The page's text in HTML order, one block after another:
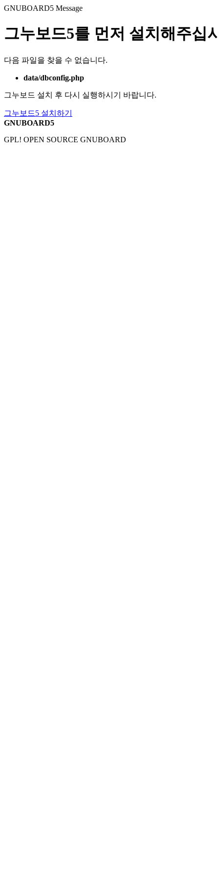
GNUBOARD5 Message
그누보드5를 먼저 설치해주십
다음 파일을 찾을 수 없습니다.
data/dbconfig.php
그누보드 설치 후 다시 실행하시기 바랍니다.
그누보드5 설치하기
GNUBOARD5
GPL! OPEN SOURCE GNUBOARD